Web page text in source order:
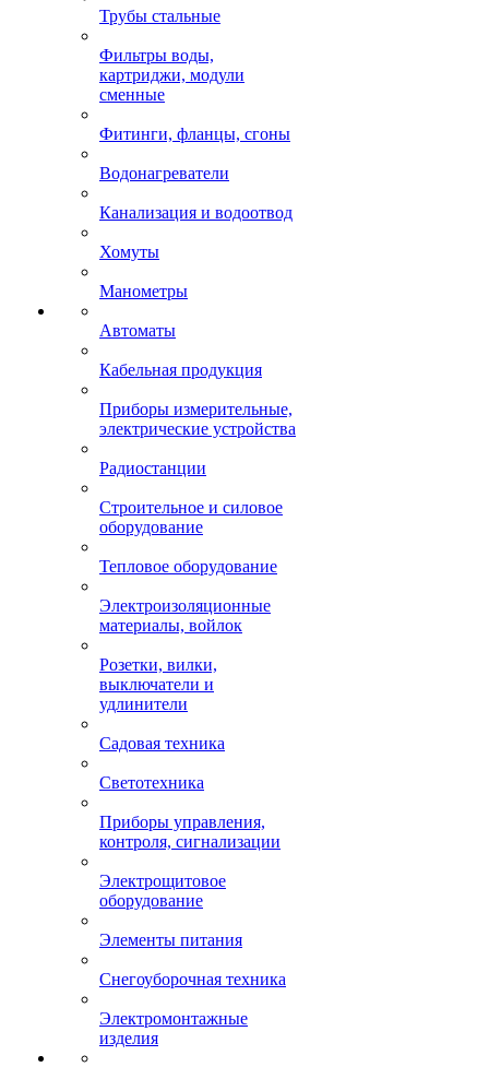
Трубы стальные
Фильтры воды,
картриджи, модули
сменные
Фитинги, фланцы, сгоны
Водонагреватели
Канализация и водоотвод
Хомуты
Манометры
Автоматы
Кабельная продукция
Приборы измерительные,
электрические устройства
Радиостанции
Строительное и силовое
оборудование
Тепловое оборудование
Электроизоляционные
материалы, войлок
Розетки, вилки,
выключатели и
удлинители
Садовая техника
Светотехника
Приборы управления,
контроля, сигнализации
Электрощитовое
оборудование
Элементы питания
Снегоуборочная техника
Электромонтажные
изделия